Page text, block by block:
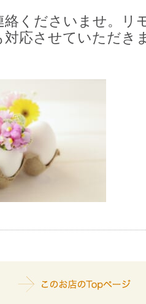
くださいませ。
リ
対応させていただき